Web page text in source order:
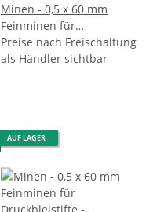
Minen - 0,5 x 60 mm
Feinminen für
Druckbleistifte - Gradation B
- im 12er Pack
Preise nach Freischaltung
als Händler sichtbar
AUF LAGER